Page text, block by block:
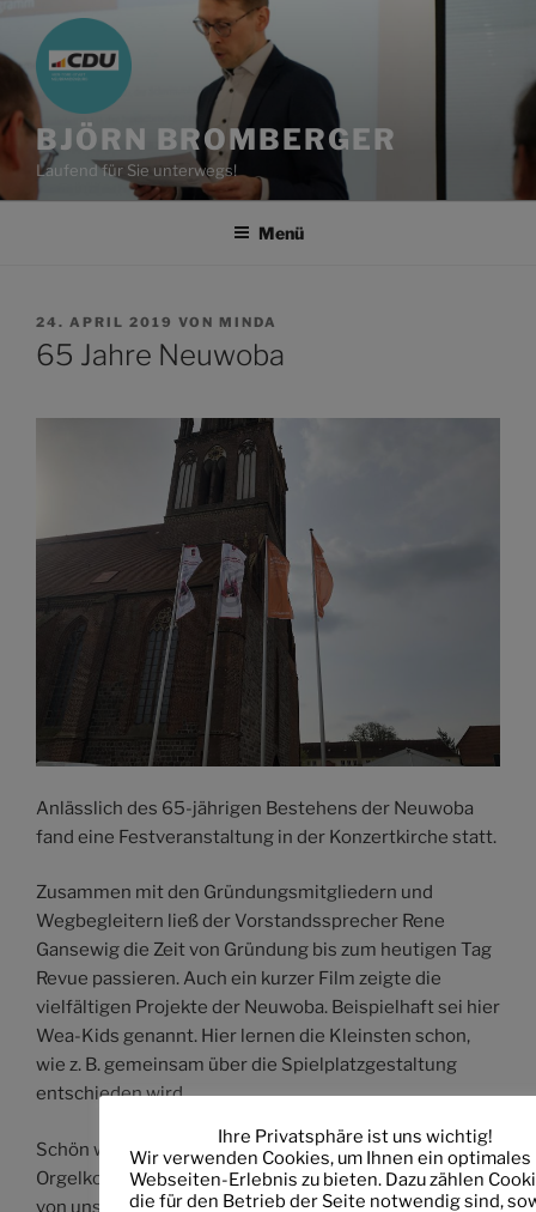
Inhalt
springen
BJÖRN BROMBERGER
Laufend für Sie unterwegs!
Menü
VERÖFFENTLICHT
AM
24. APRIL 2019 VON MINDA
65 Jahre Neuwoba
Anlässlich des 65-jährigen Bestehens der Neuwoba
fand eine Festveranstaltung in der Konzertkirche statt.
Zusammen mit den Gründungsmitgliedern und
Wegbegleitern ließ der Vorstandssprecher Rene
Gansewig die Zeit von Gründung bis zum heutigen Tag
Revue passieren. Auch ein kurzer Film zeigte die
vielfältigen Projekte der Neuwoba. Beispielhaft sei hier
Wea-Kids genannt. Hier lernen die Kleinsten schon,
wie z. B. gemeinsam über die Spielplatzgestaltung
entschieden wird.
Schön war auch der kulturelle Teil mit einem kleinen
Orgelkonzert und verschiedenen Werken, vorgetragen
von unserer Philharmonie.
Ihre Privatsphäre ist uns wichtig!
Wir verwenden Cookies, um Ihnen ein optimales
Webseiten-Erlebnis zu bieten. Dazu zählen
die für den Betrieb der Seite notwendig sind,